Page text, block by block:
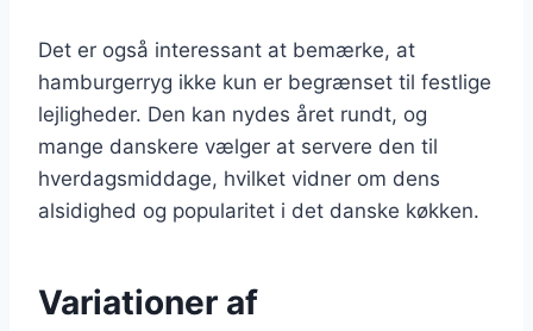
Det er også interessant at bemærke, at
hamburgerryg ikke kun er begrænset til festlige
lejligheder. Den kan nydes året rundt, og
mange danskere vælger at servere den til
hverdagsmiddage, hvilket vidner om dens
alsidighed og popularitet i det danske køkken.
Variationer af